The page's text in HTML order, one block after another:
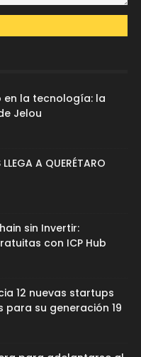
en la tecnología: la
Jelou
A QUERÉTARO
sin Invertir:
con ICP Hub
12 nuevas startups
su generación 19